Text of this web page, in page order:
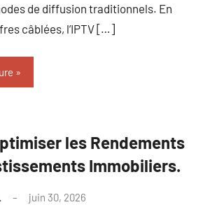
de diffusion traditionnels. En
câblées, l’IPTV […]
les Rendements
Immobiliers.
juin 30, 2026